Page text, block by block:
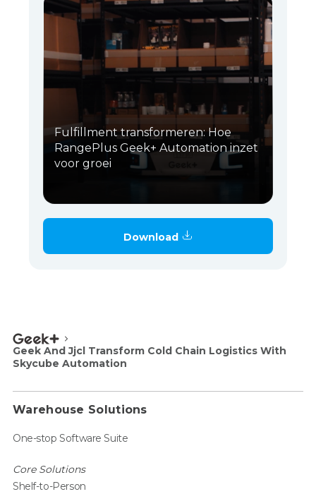
Fulfillment transformeren: Hoe
RangePlus Geek+ Automation inzet
voor groei
Download
Geek And Jjcl Transform Cold Chain Logistics With
Skycube Automation
Warehouse Solutions
One-stop Software Suite
Core Solutions
Shelf-to-Person